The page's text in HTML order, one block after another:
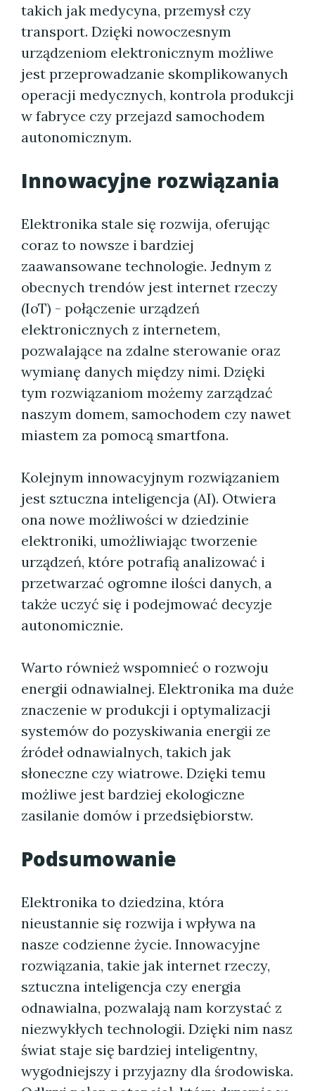
takich jak medycyna, przemysł czy
transport. Dzięki nowoczesnym
urządzeniom elektronicznym możliwe
jest przeprowadzanie skomplikowanych
operacji medycznych, kontrola produkcji
w fabryce czy przejazd samochodem
autonomicznym.
Innowacyjne rozwiązania
Elektronika stale się rozwija, oferując
coraz to nowsze i bardziej
zaawansowane technologie. Jednym z
obecnych trendów jest internet rzeczy
(IoT) - połączenie urządzeń
elektronicznych z internetem,
pozwalające na zdalne sterowanie oraz
wymianę danych między nimi. Dzięki
tym rozwiązaniom możemy zarządzać
naszym domem, samochodem czy nawet
miastem za pomocą smartfona.
Kolejnym innowacyjnym rozwiązaniem
jest sztuczna inteligencja (AI). Otwiera
ona nowe możliwości w dziedzinie
elektroniki, umożliwiając tworzenie
urządzeń, które potrafią analizować i
przetwarzać ogromne ilości danych, a
także uczyć się i podejmować decyzje
autonomicznie.
Warto również wspomnieć o rozwoju
energii odnawialnej. Elektronika ma duże
znaczenie w produkcji i optymalizacji
systemów do pozyskiwania energii ze
źródeł odnawialnych, takich jak
słoneczne czy wiatrowe. Dzięki temu
możliwe jest bardziej ekologiczne
zasilanie domów i przedsiębiorstw.
Podsumowanie
Elektronika to dziedzina, która
nieustannie się rozwija i wpływa na
nasze codzienne życie. Innowacyjne
rozwiązania, takie jak internet rzeczy,
sztuczna inteligencja czy energia
odnawialna, pozwalają nam korzystać z
niezwykłych technologii. Dzięki nim nasz
świat staje się bardziej inteligentny,
wygodniejszy i przyjazny dla środowiska.